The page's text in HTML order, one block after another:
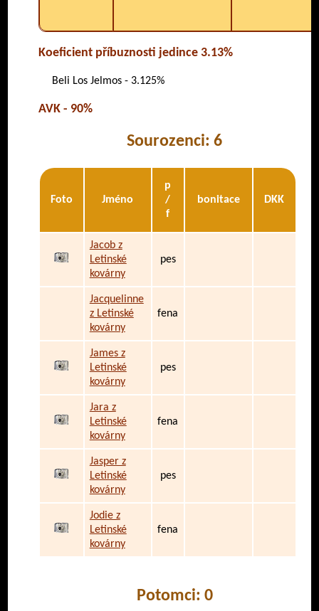
Koeficient příbuznosti jedince 3.13%
Beli Los Jelmos - 3.125%
AVK - 90%
Sourozenci: 6
Foto Jméno
p
/
f
bonitace DKK
Jacob z
Letinské
kovárny
pes
Jacquelinne
z Letinské
kovárny
fena
James z
Letinské
kovárny
pes
Jara z
Letinské
kovárny
fena
Jasper z
Letinské
kovárny
pes
Jodie z
Letinské
kovárny
fena
Potomci: 0